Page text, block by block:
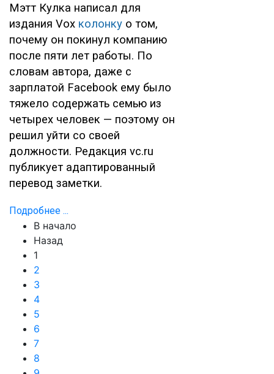
Мэтт Кулка написал для
издания Vox колонку о том,
почему он покинул компанию
после пяти лет работы. По
словам автора, даже с
зарплатой Facebook ему было
тяжело содержать семью из
четырех человек — поэтому он
решил уйти со своей
должности. Редакция vc.ru
публикует адаптированный
перевод заметки.
Подробнее ...
В начало
Назад
1
2
3
4
5
6
7
8